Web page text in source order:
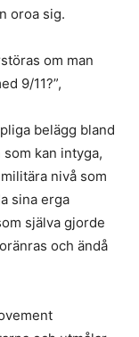
oroa sig.
om man
9/11?”,
belägg bland
kan intyga,
nivå som
sina erga
själva gjorde
och ändå